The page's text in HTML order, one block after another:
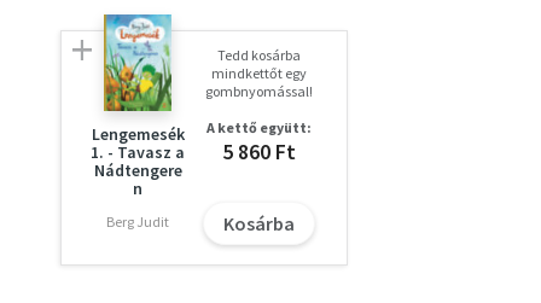
Lengemesék
1. - Tavasz a
Nádtengere
n
Berg Judit
Tedd kosárba
mindkettőt egy
gombnyomással!
A kettő együtt:
5 860 Ft
Kosárba